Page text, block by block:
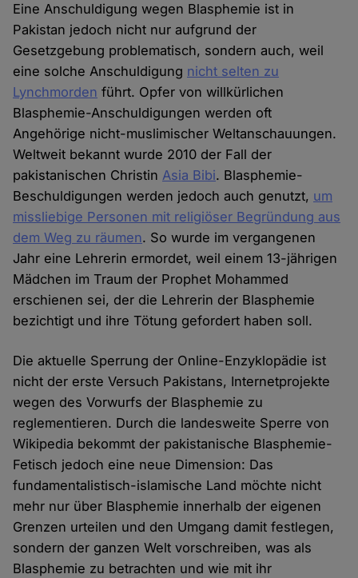
Eine Anschuldigung wegen Blasphemie ist in
Pakistan jedoch nicht nur aufgrund der
Gesetzgebung problematisch, sondern auch, weil
eine solche Anschuldigung nicht selten zu
Lynchmorden führt. Opfer von willkürlichen
Blasphemie-Anschuldigungen werden oft
Angehörige nicht-muslimischer Weltanschauungen.
Weltweit bekannt wurde 2010 der Fall der
pakistanischen ChristinAsia Bibi. Blasphemie-
Beschuldigungen werden jedoch auch genutzt, um
missliebige Personen mit religiöser Begründung aus
dem Weg zu räumen. So wurde im vergangenen
Jahr eine Lehrerin ermordet, weil einem 13-jährigen
Mädchen im Traum der Prophet Mohammed
erschienen sei, der die Lehrerin der Blasphemie
bezichtigt und ihre Tötung gefordert haben soll.
Die aktuelle Sperrung der Online-Enzyklopädie ist
nicht der erste Versuch Pakistans, Internetprojekte
wegen des Vorwurfs der Blasphemie zu
reglementieren. Durch die landesweite Sperre von
Wikipedia bekommt der pakistanische Blasphemie-
Fetisch jedoch eine neue Dimension: Das
fundamentalistisch-islamische Land möchte nicht
mehr nur über Blasphemie innerhalb der eigenen
Grenzen urteilen und den Umgang damit festlegen,
sondern der ganzen Welt vorschreiben, was als
Blasphemie zu betrachten und wie mit ihr